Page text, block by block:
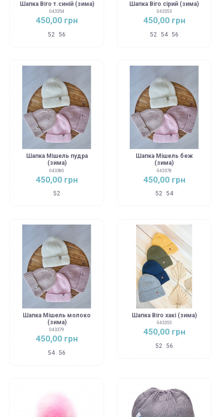
Шапка Віго т.синій (зима)
043354
450,00 грн
52 56
Шапка Віго сірий (зима)
043353
450,00 грн
52 54 56
Шапка Мішель пудра
(зима)
043380
450,00 грн
52
Шапка Мішель беж
(зима)
043378
450,00 грн
52 54
Шапка Мішель молоко
(зима)
043379
450,00 грн
54 56
Шапка Віго хакі (зима)
043355
450,00 грн
52 56